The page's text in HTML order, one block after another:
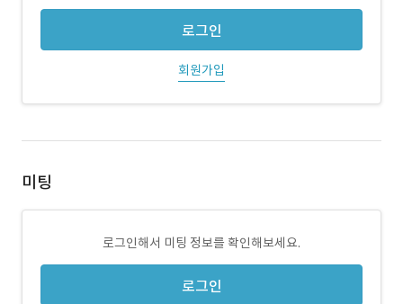
로그인
회원가입
미팅
로그인해서 미팅 정보를 확인해보세요.
로그인